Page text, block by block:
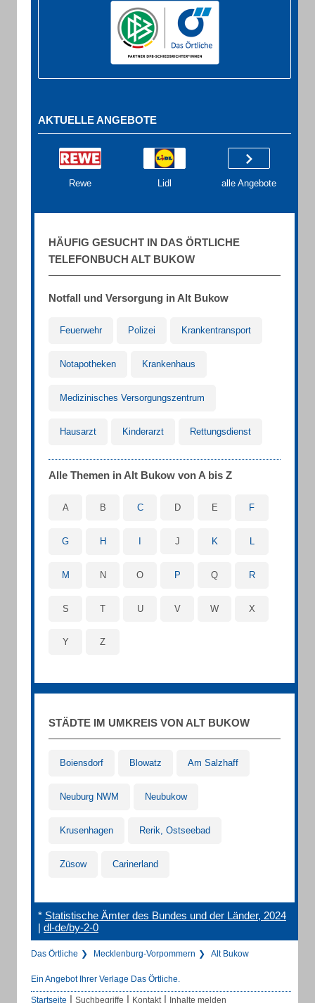
AKTUELLE ANGEBOTE
Rewe Lidl alle Angebote
HÄUFIG GESUCHT IN DAS ÖRTLICHE
TELEFONBUCH ALT BUKOW
Notfall und Versorgung in Alt Bukow
Feuerwehr Polizei Krankentransport
Notapotheken Krankenhaus
Medizinisches Versorgungszentrum
Hausarzt Kinderarzt Rettungsdienst
Alle Themen in Alt Bukow von A bis Z
A B C D E F
G H J K L
M N O P Q R
S T U V W X
Y Z
STÄDTE IM UMKREIS VON ALT BUKOW
Boiensdorf Blowatz Am Salzhaff
Neuburg NWM Neubukow
Krusenhagen Rerik, Ostseebad
Züsow Carinerland
* Statistische Ämter des Bundes und der Länder, 2024
| dl-de/by-2-0
Das Örtliche Mecklenburg-Vorpommern Alt Bukow
Ein Angebot Ihrer Verlage Das Örtliche.
Startseite | Suchbegriffe | Kontakt | Inhalte melden